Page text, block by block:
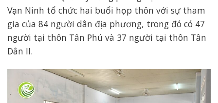
Vạn Ninh tổ chức hai buổi họp thôn với sự tham
gia của 84 người dân địa phương, trong đó có 47
người tại thôn Tân Phú và 37 người tại thôn Tân
Dân II.